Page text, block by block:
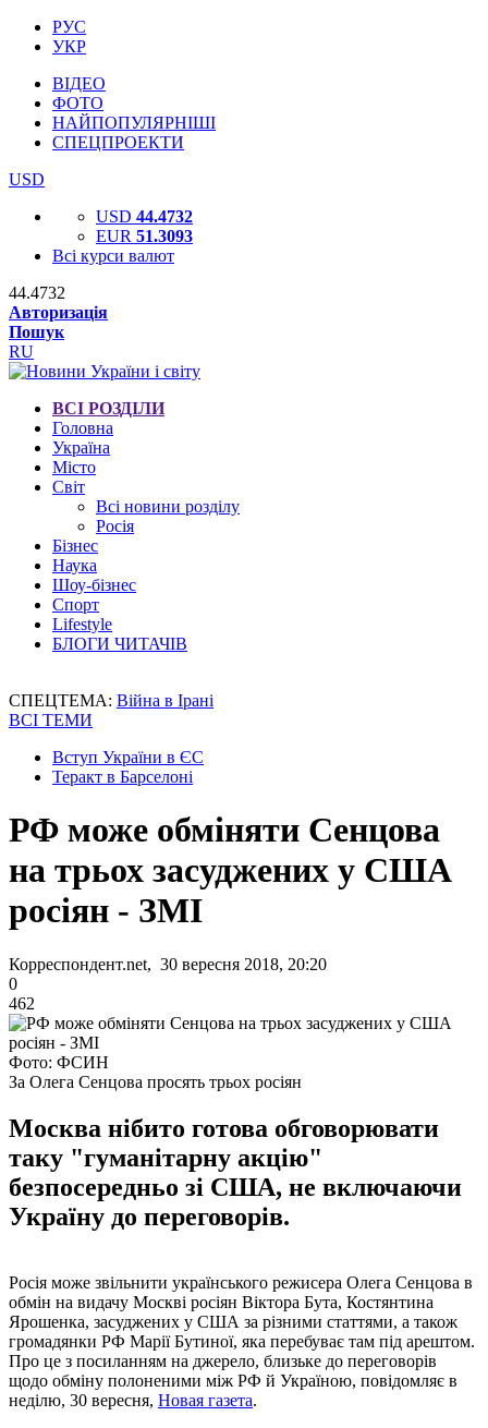
РУС
УКР
ВІДЕО
ФОТО
НАЙПОПУЛЯРНІШІ
СПЕЦПРОЕКТИ
USD
USD 44.4732
EUR 51.3093
Всі курси валют
44.4732
Авторизація
Пошук
RU
ВСІ РОЗДІЛИ
Головна
Україна
Місто
Світ
Всі новини розділу
Росія
Бізнес
Наука
Шоу-бізнес
Спорт
Lifestyle
БЛОГИ ЧИТАЧІВ
СПЕЦТЕМА: Війна в Ірані
ВСІ ТЕМИ
Вступ України в ЄС
Теракт в Барселоні
РФ може обміняти Сенцова
на трьох засуджених у США
росіян - ЗМІ
Корреспондент.net, 30 вересня 2018, 20:20
0
462
Фото: ФСИН
За Олега Сенцова просять трьох росіян
Москва нібито готова обговорювати
таку "гуманітарну акцію"
безпосередньо зі США, не включаючи
Україну до переговорів.
Росія може звільнити українського режисера Олега Сенцова в
обмін на видачу Москві росіян Віктора Бута, Костянтина
Ярошенка, засуджених у США за різними статтями, а також
громадянки РФ Марії Бутиної, яка перебуває там під арештом.
Про це з посиланням на джерело, близьке до переговорів
щодо обміну полоненими між РФ й Україною, повідомляє в
неділю, 30 вересня, Новая газета.